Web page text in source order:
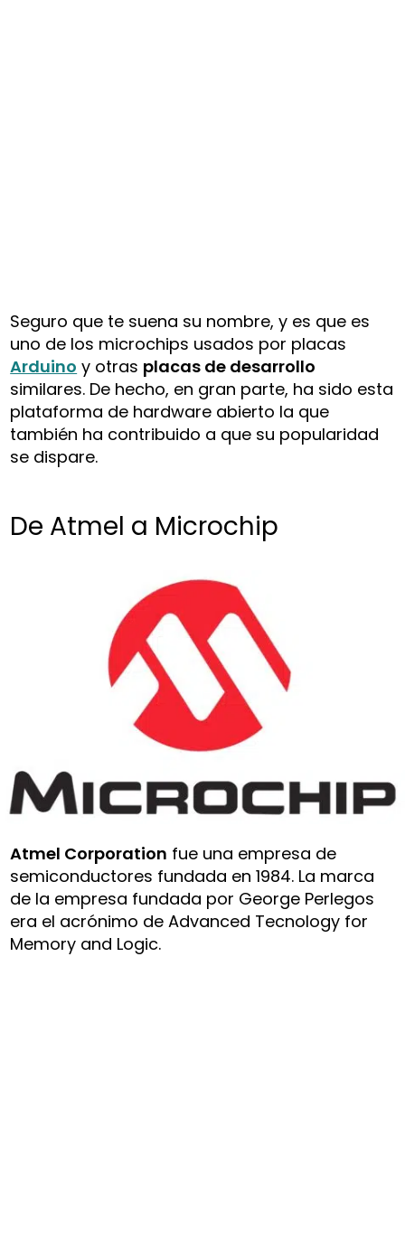
Seguro que te suena su nombre, y es que es
uno de los microchips usados por placas
Arduino y otras placas de desarrollo
similares. De hecho, en gran parte, ha sido esta
plataforma de hardware abierto la que
también ha contribuido a que su popularidad
se dispare.
De Atmel a Microchip
Atmel Corporation fue una empresa de
semiconductores fundada en 1984. La marca
de la empresa fundada por George Perlegos
era el acrónimo de Advanced Tecnology for
Memory and Logic.